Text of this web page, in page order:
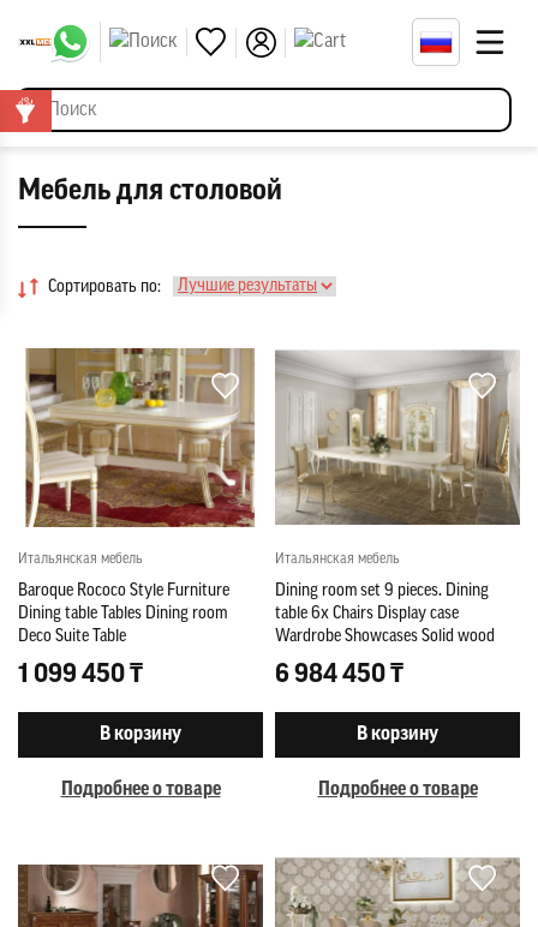
Мебель для столовой
Сортировать по:
Итальянская мебель
Baroque Rococo Style Furniture
Dining table Tables Dining room
Deco Suite Table
1 099 450 ₸
В корзину
Подробнее о товаре
Итальянская мебель
Dining room set 9 pieces. Dining
table 6x Chairs Display case
Wardrobe Showcases Solid wood
6 984 450 ₸
В корзину
Подробнее о товаре